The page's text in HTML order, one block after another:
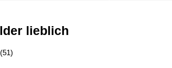
lieblich